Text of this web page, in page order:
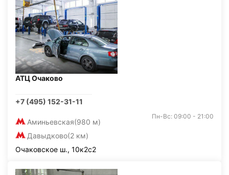
АТЦ Очаково
+7 (495) 152-31-11
Аминьевская(980 м)
Давыдково(2 км)
Пн-Вс: 09:00 - 21:00
Очаковское ш., 10к2с2